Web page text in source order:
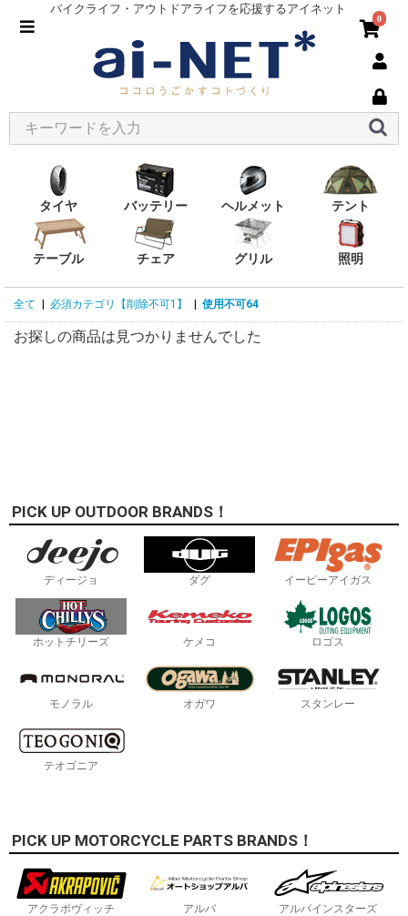
バイクライフ・アウトドアライフを応援するアイネット
0
タイヤ バッテリー ヘルメット テント
テーブル チェア グリル 照明
全て 必須カテゴリ【削除不可1】 使用不可64
お探しの商品は見つかりませんでした
PICK UP OUTDOOR BRANDS！
ディージョ ダグ イーピーアイガス
ホットチリーズ ケメコ ロゴス
モノラル オガワ スタンレー
テオゴニア
PICK UP MOTORCYCLE PARTS BRANDS！
アクラポヴィッチ アルバ アルパインスターズ